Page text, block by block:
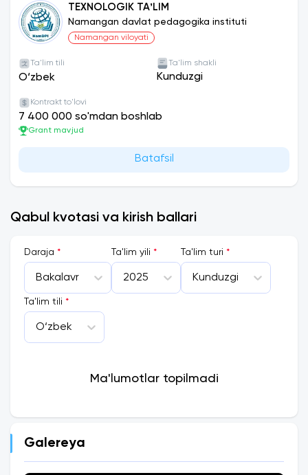
TEXNOLOGIK TAʼLIM
Namangan davlat pedagogika instituti
Namangan viloyati
Ta'lim tili
O‘zbek
Ta'lim shakli
Kunduzgi
Kontrakt to'lovi
7 400 000 so'mdan boshlab
Grant mavjud
Batafsil
Qabul kvotasi va kirish ballari
Daraja *
Bakalavr
Ta'lim yili *
2025
Ta'lim turi *
Kunduzgi
Ta'lim tili *
O‘zbek
Ma'lumotlar topilmadi
Galereya